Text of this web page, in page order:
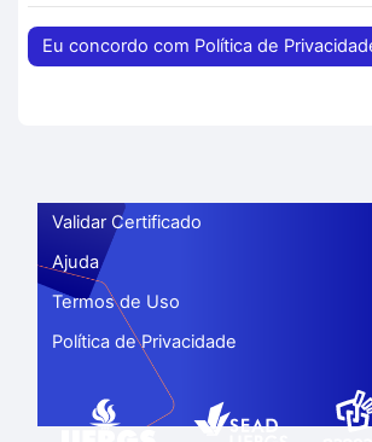
Eu concordo com Política de
Validar Certificado
Ajuda
Termos de Uso
Política de Privacidade